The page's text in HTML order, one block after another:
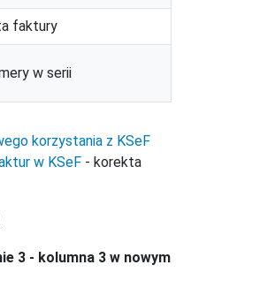
faktury
w serii
korzystania z KSeF
w KSeF - korekta
3 - kolumna 3 w nowym